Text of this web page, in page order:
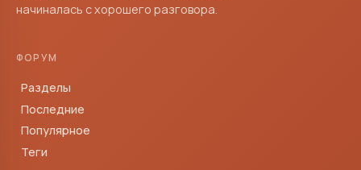
начиналась с хорошего разговора.
ФОРУМ
Разделы
Последние
Популярное
Теги